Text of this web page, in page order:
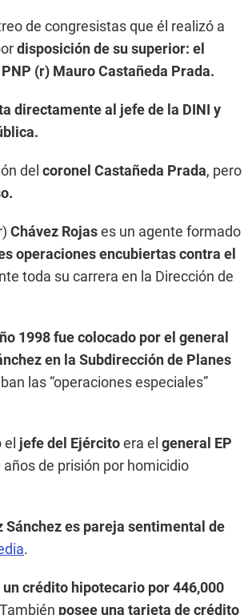
de congresistas que él realizó a
disposición de su superior: el
(r) Mauro Castañeda Prada.
directamente al jefe de la DINI y
del coronel Castañeda Prada, pero
Chávez Rojases un agente formado
operaciones encubiertas contra el
toda su carrera en la Dirección de
1998 fue colocado por el general
en la Subdirección de Planes
las “operaciones especiales”
jefe del Ejércitoera el general EP
años de prisión por homicidio
Sánchezes pareja sentimental de
.
crédito hipotecario por 446,000
También posee una tarjeta de crédito